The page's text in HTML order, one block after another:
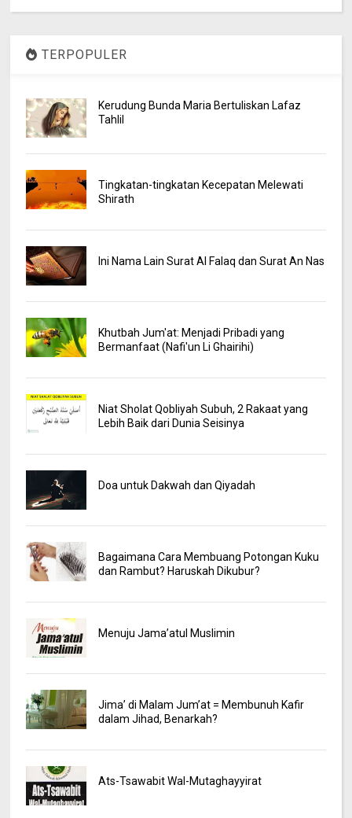
TERPOPULER
Kerudung Bunda Maria Bertuliskan Lafaz
Tahlil
Tingkatan-tingkatan Kecepatan Melewati
Shirath
Ini Nama Lain Surat Al Falaq dan Surat An Nas
Khutbah Jum'at: Menjadi Pribadi yang
Bermanfaat (Nafi'un Li Ghairihi)
Niat Sholat Qobliyah Subuh, 2 Rakaat yang
Lebih Baik dari Dunia Seisinya
Doa untuk Dakwah dan Qiyadah
Bagaimana Cara Membuang Potongan Kuku
dan Rambut? Haruskah Dikubur?
Menuju Jama’atul Muslimin
Jima’ di Malam Jum’at = Membunuh Kafir
dalam Jihad, Benarkah?
Ats-Tsawabit Wal-Mutaghayyirat